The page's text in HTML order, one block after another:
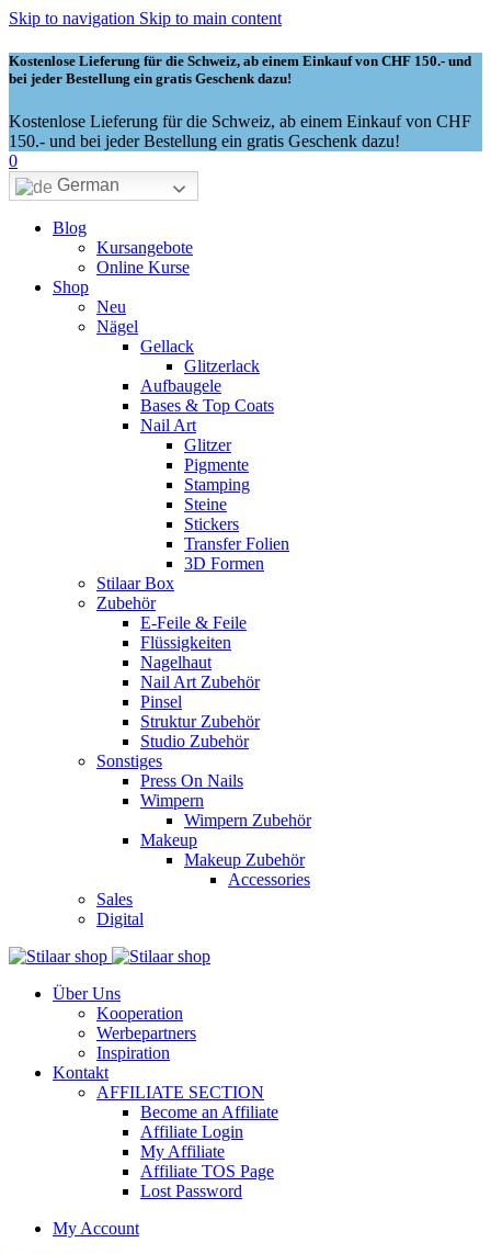
Skip to navigation Skip to main content
Kostenlose Lieferung für die Schweiz, ab einem Einkauf von CHF 150.- und
bei jeder Bestellung ein gratis Geschenk dazu!
Kostenlose Lieferung für die Schweiz, ab einem Einkauf von CHF
150.- und bei jeder Bestellung ein gratis Geschenk dazu!
0
German
Blog
Kursangebote
Online Kurse
Shop
Neu
Nägel
Gellack
Glitzerlack
Aufbaugele
Bases & Top Coats
Nail Art
Glitzer
Pigmente
Stamping
Steine
Stickers
Transfer Folien
3D Formen
Stilaar Box
Zubehör
E-Feile & Feile
Flüssigkeiten
Nagelhaut
Nail Art Zubehör
Pinsel
Struktur Zubehör
Studio Zubehör
Sonstiges
Press On Nails
Wimpern
Wimpern Zubehör
Makeup
Makeup Zubehör
Accessories
Sales
Digital
Über Uns
Kooperation
Werbepartners
Inspiration
Kontakt
AFFILIATE SECTION
Become an Affiliate
Affiliate Login
My Affiliate
Affiliate TOS Page
Lost Password
My Account